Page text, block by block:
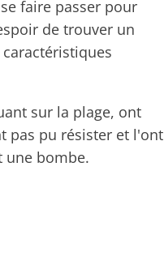
faire passer pour
de trouver un
sur la plage, ont
pas pu résister et l'ont
une bombe.